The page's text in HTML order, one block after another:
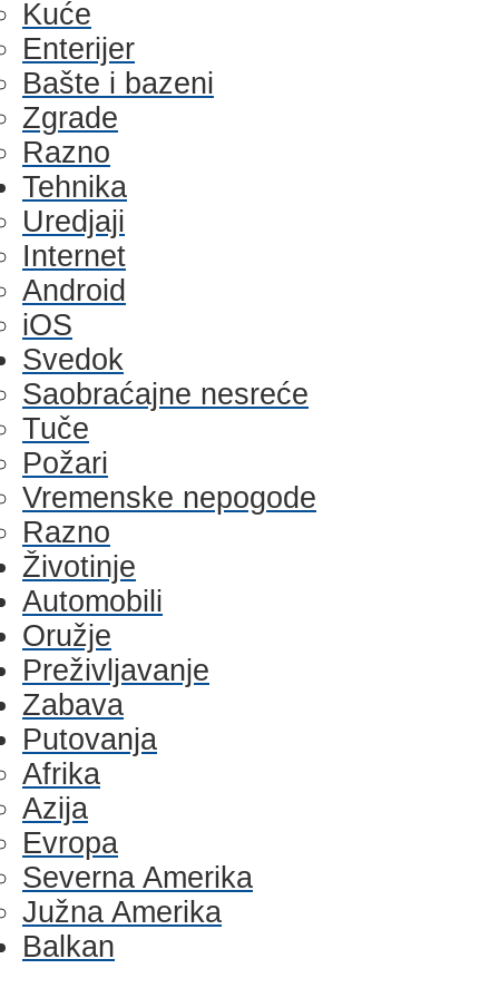
Kuće
Enterijer
Bašte i bazeni
Zgrade
Razno
Tehnika
Uredjaji
Internet
Android
iOS
Svedok
Saobraćajne nesreće
Tuče
Požari
Vremenske nepogode
Razno
Životinje
Automobili
Oružje
Preživljavanje
Zabava
Putovanja
Afrika
Azija
Evropa
Severna Amerika
Južna Amerika
Balkan